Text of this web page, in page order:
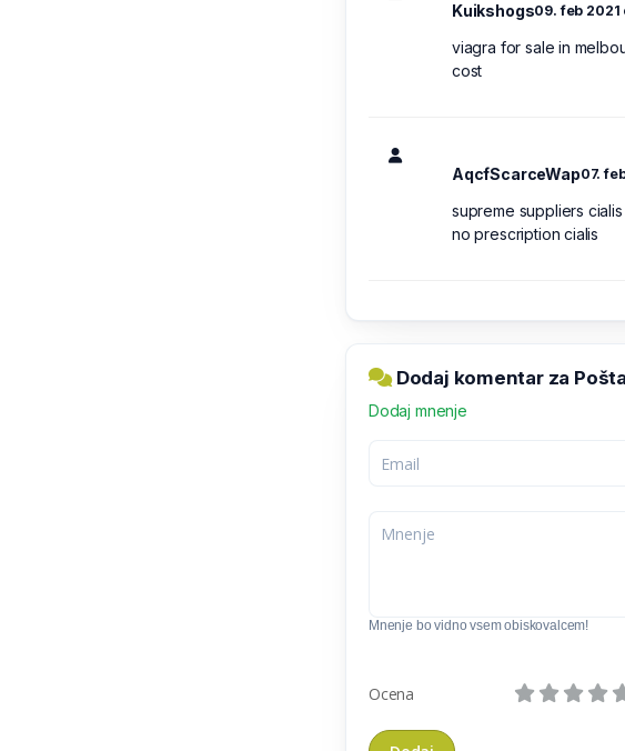
Kuikshogs09. feb 2021
viagra for sale in
cost
AqcfScarceWap07.
supreme suppliers
no prescription cialis
Dodaj komentar za
Dodaj mnenje
Mnenje bo vidno vsem obiskovalcem!
Ocena